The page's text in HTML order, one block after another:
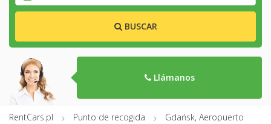
BUSCAR
Llámanos
RentCars.pl Punto de recogida Gdańsk, Aeropuerto